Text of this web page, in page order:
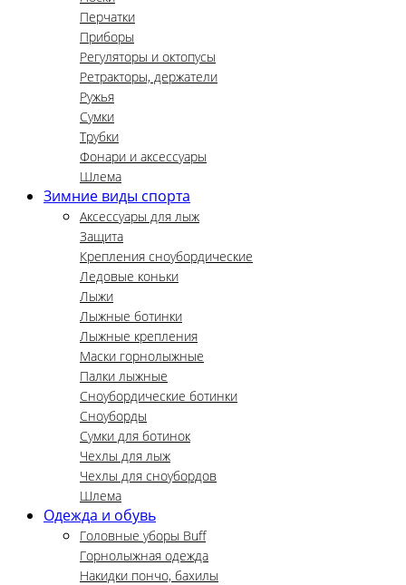
Перчатки
Приборы
Регуляторы и октопусы
Ретракторы, держатели
Ружья
Сумки
Трубки
Фонари и аксессуары
Шлема
Зимние виды спорта
Аксессуары для лыж
Защита
Крепления сноубордические
Ледовые коньки
Лыжи
Лыжные ботинки
Лыжные крепления
Маски горнолыжные
Палки лыжные
Сноубордические ботинки
Сноуборды
Сумки для ботинок
Чехлы для лыж
Чехлы для сноубордов
Шлема
Одежда и обувь
Головные уборы Buff
Горнолыжная одежда
Накидки пончо, бахилы